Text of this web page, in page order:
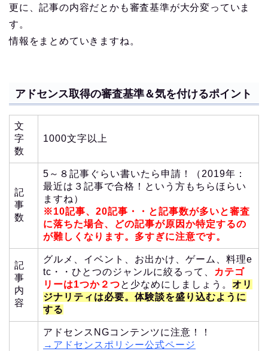
更に、記事の内容だとかも審査基準が大分変っていま
す。
情報をまとめていきますね。
アドセンス取得の審査基準＆気を付けるポイント
文
字
数
1000文字以上
記
事
数
5～８記事ぐらい書いたら申請！（2019年：
最近は３記事で合格！という方もちらほらい
ますね）
※10記事、20記事・・と記事数が多いと審査
に落ちた場合、どの記事が原因か特定するの
が難しくなります。多すぎに注意です。
記
事
内
容
グルメ、イベント、お出かけ、ゲーム、料理e
tc・・ひとつのジャンルに絞るって、
カテゴ
リーは1つか２つと少なめにしましょう。 オリ
ジナリティは必要。体験談を盛り込むように
する
アドセンスNGコンテンツに注意！！
→アドセンスポリシー公式ページ